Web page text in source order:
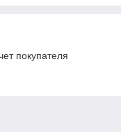
покупателя